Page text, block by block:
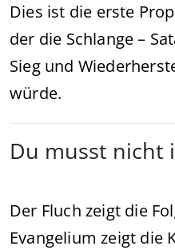
Dies ist die erste
der die Schlange –
Sieg und
würde.
Du musst nicht
Der Fluch zeigt die
Evangelium zeigt die